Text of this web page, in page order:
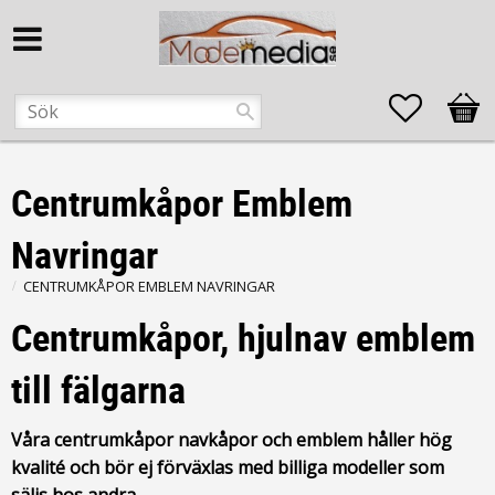
Favoriter
Centrumkåpor Emblem
Navringar
CENTRUMKÅPOR EMBLEM NAVRINGAR
Centrumkåpor, hjulnav emblem
till fälgarna
Våra centrumkåpor navkåpor och emblem håller hög
kvalité och bör ej förväxlas med billiga modeller som